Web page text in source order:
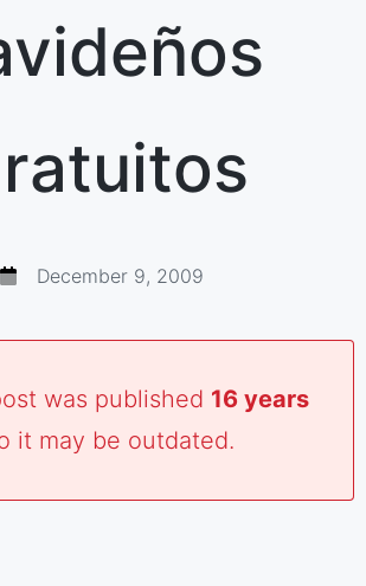
December 9, 2009
was published 16 years
it may be outdated.